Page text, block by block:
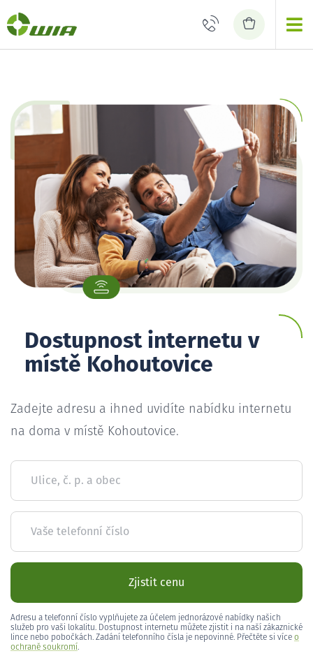
Dostupnost internetu v
místě Kohoutovice
Zadejte adresu a ihned uvidíte nabídku internetu
na doma v místě Kohoutovice.
Ulice, č. p. a obec
Vaše telefonní číslo
Zjistit cenu
Adresu a telefonní číslo vyplňujete za účelem jednorázové nabídky našich
služeb pro vaši lokalitu. Dostupnost internetu můžete zjistit i na naší zákaznické
lince nebo pobočkách. Zadání telefonního čísla je nepovinné. Přečtěte si více o
ochraně soukromí.